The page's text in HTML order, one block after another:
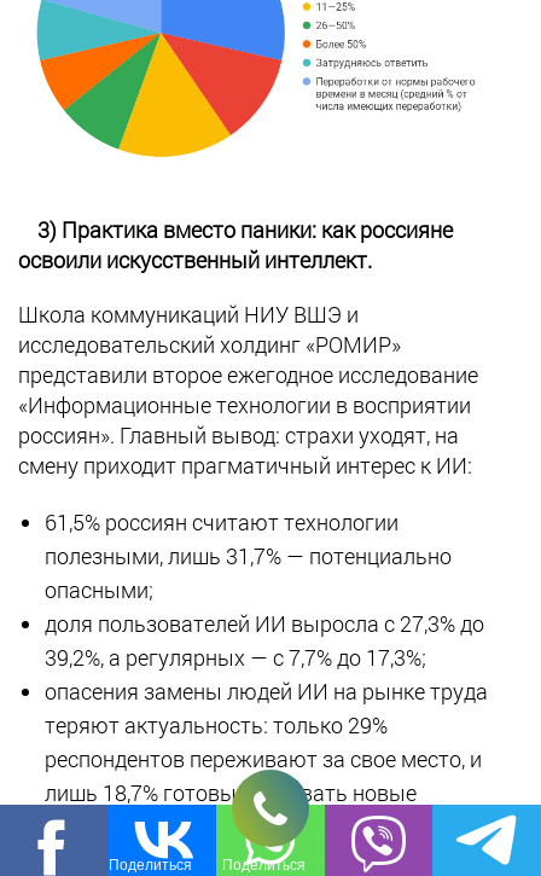
3) Практика вместо паники: как россияне
освоили искусственный интеллект.
Школа коммуникаций НИУ ВШЭ и
исследовательский холдинг «РОМИР»
представили второе ежегодное исследование
«Информационные технологии в восприятии
россиян». Главный вывод: страхи уходят, на
смену приходит прагматичный интерес к ИИ:
61,5% россиян считают технологии
полезными, лишь 31,7% — потенциально
опасными;
доля пользователей ИИ выросла с 27,3% до
39,2%, а регулярных — с 7,7% до 17,3%;
опасения замены людей ИИ на рынке труда
теряют актуальность: только 29%
респондентов переживают за свое место, и
лишь 18,7% готовы осваивать новые
профессии;
технологическая зрелость растет: ИИ
Поделиться Поделиться